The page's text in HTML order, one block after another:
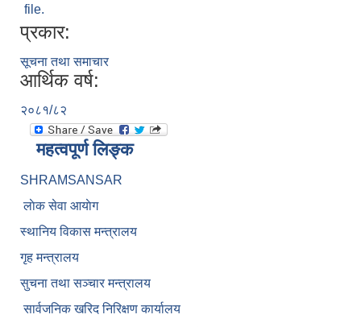
file.
प्रकार:
सूचना तथा समाचार
आर्थिक वर्ष:
२०८१/८२
महत्वपूर्ण लिङ्क
SHRAMSANSAR
लाेक सेवा आयाेग
स्थानिय विकास मन्त्रालय
गृह मन्त्रालय
सुचना तथा सञ्चार मन्त्रालय
सार्वजनिक खरिद निरिक्षण कार्यालय